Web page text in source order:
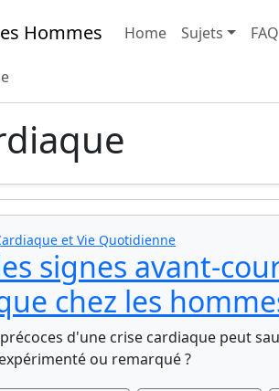
Hommes Home Sujets FAQ
et Vie Quotidienne
signes avant-
chez les
d'une crise cardiaque peut
ou remarqué ?